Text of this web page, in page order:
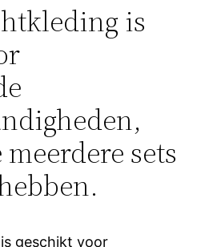
is
sets
geschikt voor